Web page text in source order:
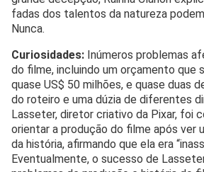
fadas dos talentos da natureza
Nunca.
Curiosidades: Inúmeros problemas
do filme, incluindo um orçamento que
quase US$ 50 milhões, e quase duas
do roteiro e uma dúzia de diferentes
Lasseter, diretor criativo da Pixar, foi
orientar a produção do filme após ver
da história, afirmando que ela era
Eventualmente, o sucesso de